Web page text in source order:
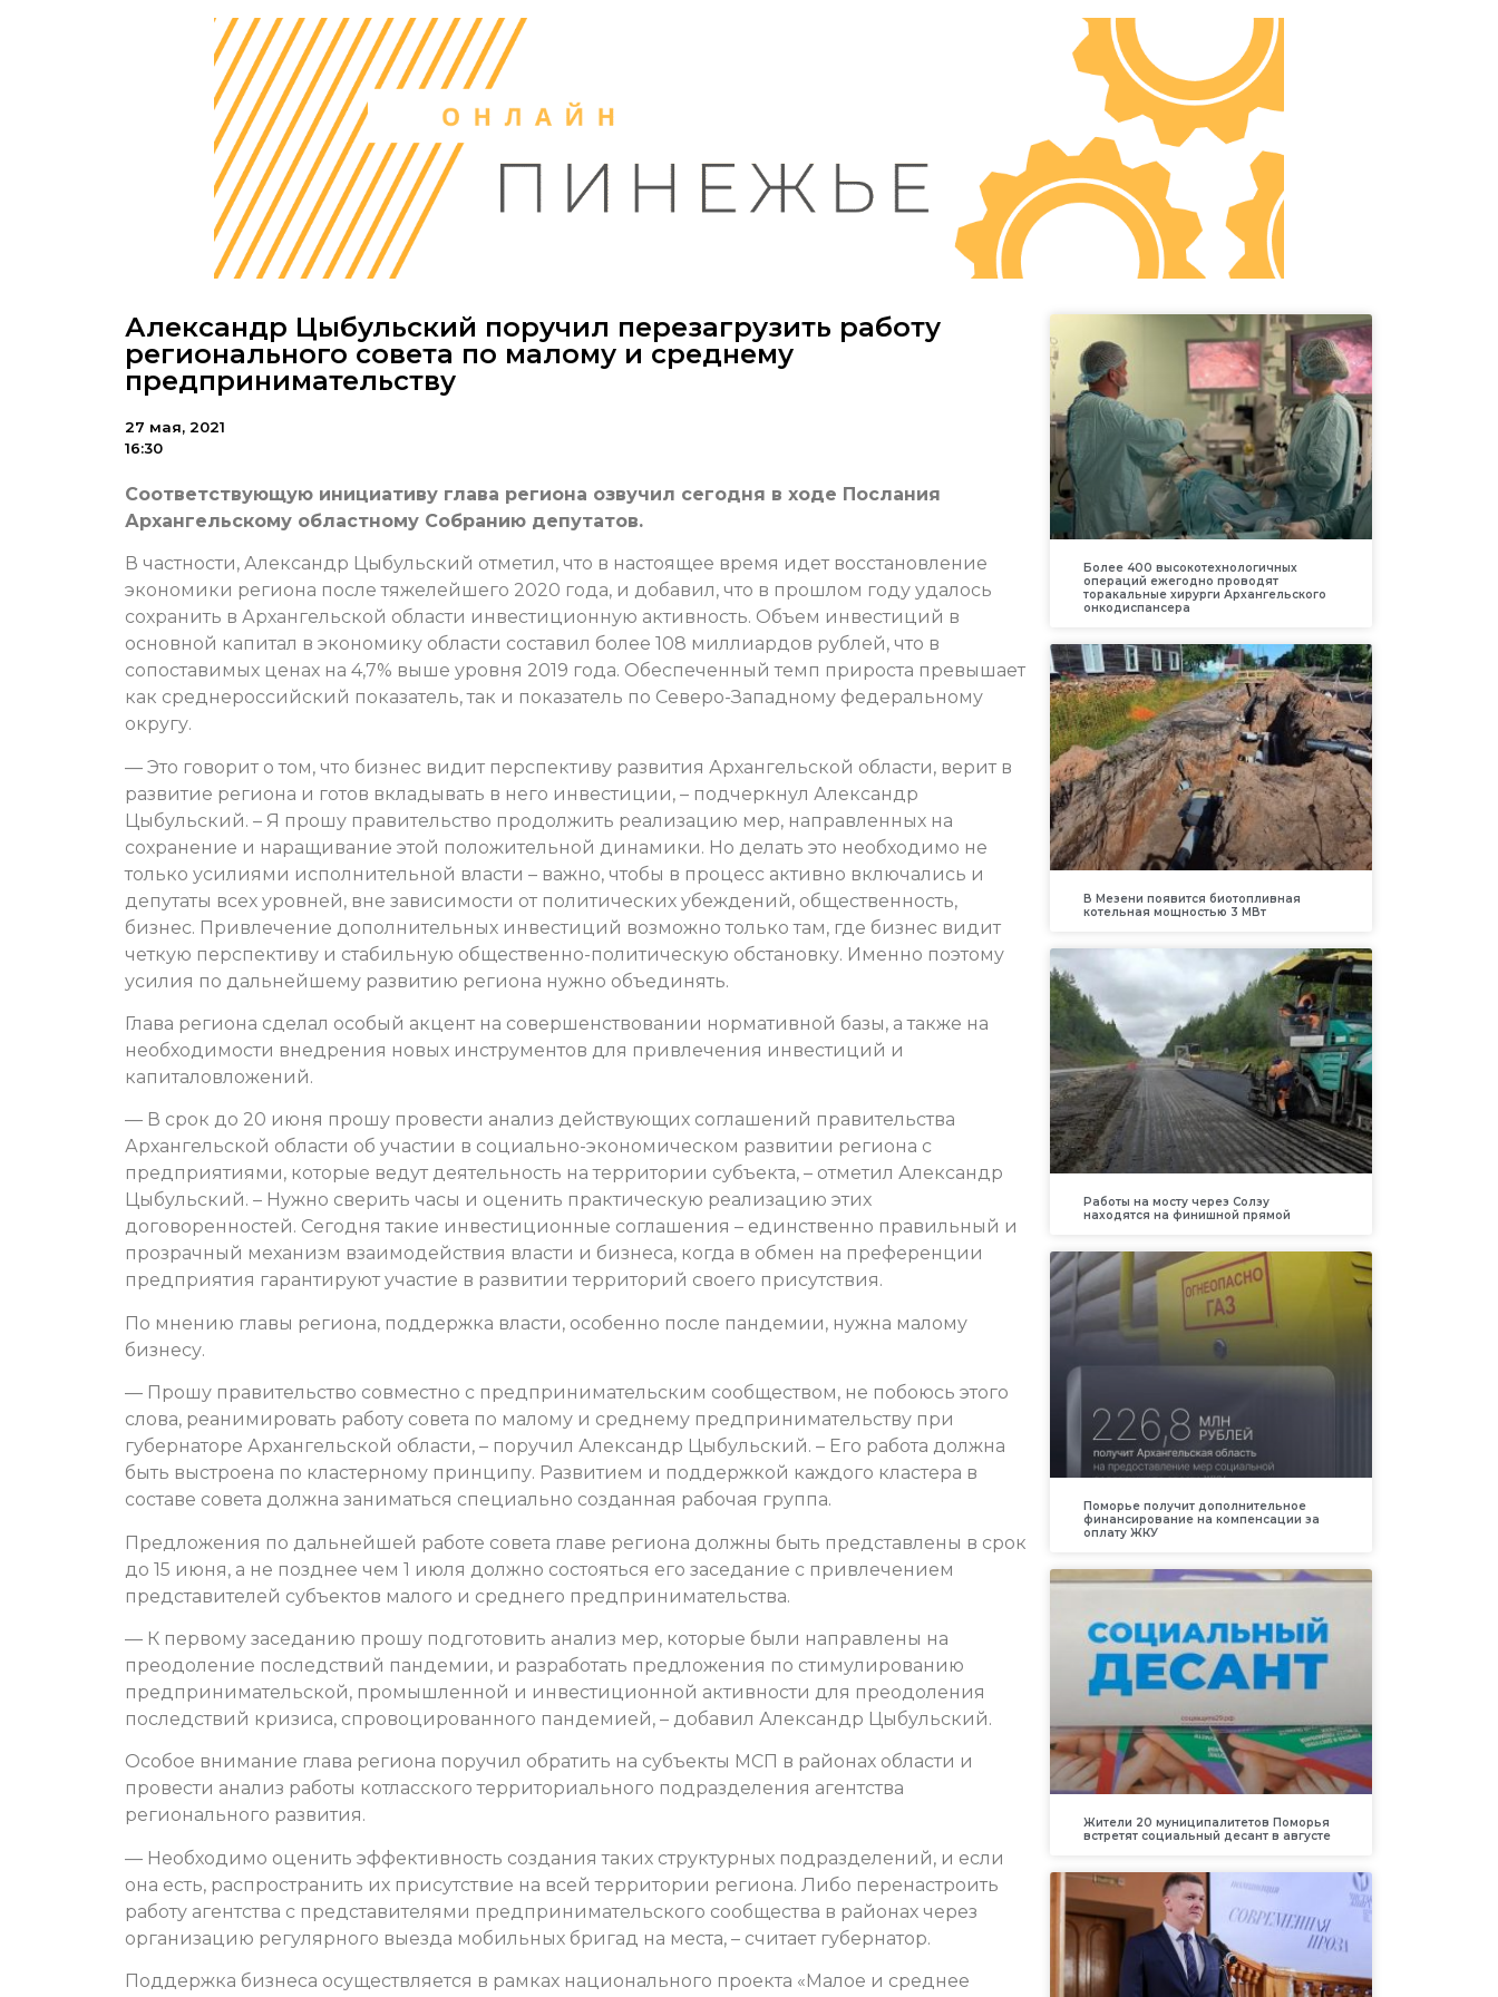
Александр Цыбульский поручил перезагрузить работу
регионального совета по малому и среднему
предпринимательству
27 мая, 2021
16:30
Соответствующую инициативу глава региона озвучил сегодня в ходе Послания
Архангельскому областному Собранию депутатов.
В частности, Александр Цыбульский отметил, что в настоящее время идет восстановление
экономики региона после тяжелейшего 2020 года, и добавил, что в прошлом году удалось
сохранить в Архангельской области инвестиционную активность. Объем инвестиций в
основной капитал в экономику области составил более 108 миллиардов рублей, что в
сопоставимых ценах на 4,7% выше уровня 2019 года. Обеспеченный темп прироста превышает
как среднероссийский показатель, так и показатель по Северо-Западному федеральному
округу.
— Это говорит о том, что бизнес видит перспективу развития Архангельской области, верит в
развитие региона и готов вкладывать в него инвестиции, – подчеркнул Александр
Цыбульский. – Я прошу правительство продолжить реализацию мер, направленных на
сохранение и наращивание этой положительной динамики. Но делать это необходимо не
только усилиями исполнительной власти – важно, чтобы в процесс активно включались и
депутаты всех уровней, вне зависимости от политических убеждений, общественность,
бизнес. Привлечение дополнительных инвестиций возможно только там, где бизнес видит
четкую перспективу и стабильную общественно-политическую обстановку. Именно поэтому
усилия по дальнейшему развитию региона нужно объединять.
Глава региона сделал особый акцент на совершенствовании нормативной базы, а также на
необходимости внедрения новых инструментов для привлечения инвестиций и
капиталовложений.
— В срок до 20 июня прошу провести анализ действующих соглашений правительства
Архангельской области об участии в социально-экономическом развитии региона с
предприятиями, которые ведут деятельность на территории субъекта, – отметил Александр
Цыбульский. – Нужно сверить часы и оценить практическую реализацию этих
договоренностей. Сегодня такие инвестиционные соглашения – единственно правильный и
прозрачный механизм взаимодействия власти и бизнеса, когда в обмен на преференции
предприятия гарантируют участие в развитии территорий своего присутствия.
По мнению главы региона, поддержка власти, особенно после пандемии, нужна малому
бизнесу.
— Прошу правительство совместно с предпринимательским сообществом, не побоюсь этого
слова, реанимировать работу совета по малому и среднему предпринимательству при
губернаторе Архангельской области, – поручил Александр Цыбульский. – Его работа должна
быть выстроена по кластерному принципу. Развитием и поддержкой каждого кластера в
составе совета должна заниматься специально созданная рабочая группа.
Предложения по дальнейшей работе совета главе региона должны быть представлены в срок
до 15 июня, а не позднее чем 1 июля должно состояться его заседание с привлечением
представителей субъектов малого и среднего предпринимательства.
— К первому заседанию прошу подготовить анализ мер, которые были направлены на
преодоление последствий пандемии, и разработать предложения по стимулированию
предпринимательской, промышленной и инвестиционной активности для преодоления
последствий кризиса, спровоцированного пандемией, – добавил Александр Цыбульский.
Особое внимание глава региона поручил обратить на субъекты МСП в районах области и
провести анализ работы котласского территориального подразделения агентства
регионального развития.
— Необходимо оценить эффективность создания таких структурных подразделений, и если
она есть, распространить их присутствие на всей территории региона. Либо перенастроить
работу агентства с представителями предпринимательского сообщества в районах через
организацию регулярного выезда мобильных бригад на места, – считает губернатор.
Поддержка бизнеса осуществляется в рамках национального проекта «Малое и среднее
Более 400 высокотехнологичных
операций ежегодно проводят
торакальные хирурги Архангельского
онкодиспансера
В Мезени появится биотопливная
котельная мощностью 3 МВт
Работы на мосту через Солзу
находятся на финишной прямой
Поморье получит дополнительное
финансирование на компенсации за
оплату ЖКУ
Жители 20 муниципалитетов Поморья
встретят социальный десант в августе